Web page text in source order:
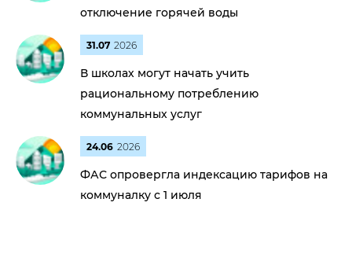
отключение горячей воды
31.07 2026
В школах могут начать учить
рациональному потреблению
коммунальных услуг
24.06 2026
ФАС опровергла индексацию тарифов на
коммуналку с 1 июля